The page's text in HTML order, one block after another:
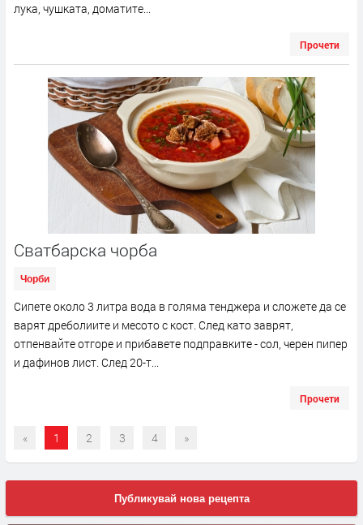
лука, чушката, доматите...
Прочети
Сватбарска чорба
Чорби
Сипете около 3 литра вода в голяма тенджера и сложете да се
варят дреболиите и месото с кост. След като заврят,
отпенвайте отгоре и прибавете подправките - сол, черeн пипер
и дафинов лист. След 20-т...
Прочети
« 1 2 3 4 »
Публикувай нова рецепта